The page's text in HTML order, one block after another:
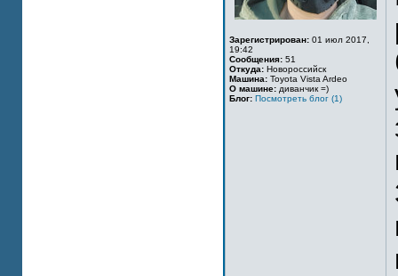
Зарегистрирован: 01 июл 2017,
19:42
Сообщения: 51
Откуда: Новороссийск
Машина: Toyota Vista Ardeo
О машине: диванчик =)
Блог: Посмотреть блог (1)